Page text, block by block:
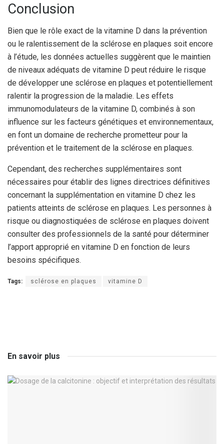
Conclusion
Bien que le rôle exact de la vitamine D dans la prévention
ou le ralentissement de la sclérose en plaques soit encore
à l’étude, les données actuelles suggèrent que le maintien
de niveaux adéquats de vitamine D peut réduire le risque
de développer une sclérose en plaques et potentiellement
ralentir la progression de la maladie. Les effets
immunomodulateurs de la vitamine D, combinés à son
influence sur les facteurs génétiques et environnementaux,
en font un domaine de recherche prometteur pour la
prévention et le traitement de la sclérose en plaques.
Cependant, des recherches supplémentaires sont
nécessaires pour établir des lignes directrices définitives
concernant la supplémentation en vitamine D chez les
patients atteints de sclérose en plaques. Les personnes à
risque ou diagnostiquées de sclérose en plaques doivent
consulter des professionnels de la santé pour déterminer
l’apport approprié en vitamine D en fonction de leurs
besoins spécifiques.
Tags: sclérose en plaques vitamine D
En savoir plus